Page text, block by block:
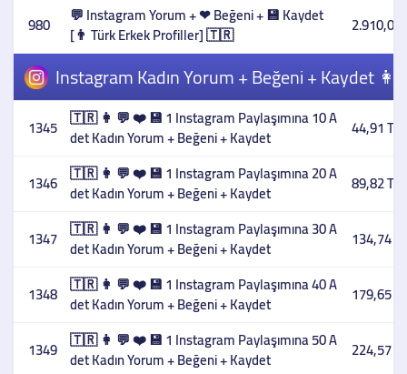
980 💬 Instagram Yorum + ❤ Beğeni + 💾 Kaydet
[👨 Türk Erkek Profiller] 🇹🇷 2.910,00
Instagram Kadın Yorum + Beğeni + Kaydet
1345 🇹🇷 👩 💬 ❤️ 💾 1 Instagram Paylaşımına 10 A
det Kadın Yorum + Beğeni + Kaydet 44,91 TL
1346 🇹🇷 👩 💬 ❤️ 💾 1 Instagram Paylaşımına 20 A
det Kadın Yorum + Beğeni + Kaydet 89,82 TL
1347 🇹🇷 👩 💬 ❤️ 💾 1 Instagram Paylaşımına 30 A
det Kadın Yorum + Beğeni + Kaydet 134,74 TL
1348 🇹🇷 👩 💬 ❤️ 💾 1 Instagram Paylaşımına 40 A
det Kadın Yorum + Beğeni + Kaydet 179,65 TL
1349 🇹🇷 👩 💬 ❤️ 💾 1 Instagram Paylaşımına 50 A
det Kadın Yorum + Beğeni + Kaydet 224,57 TL